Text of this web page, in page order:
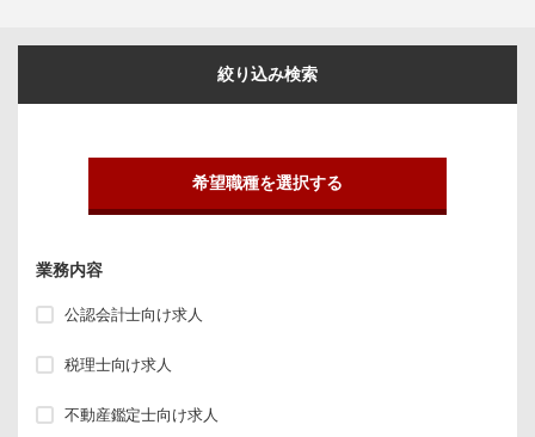
絞り込み検索
希望職種を選択する
業務内容
公認会計士向け求人
税理士向け求人
不動産鑑定士向け求人